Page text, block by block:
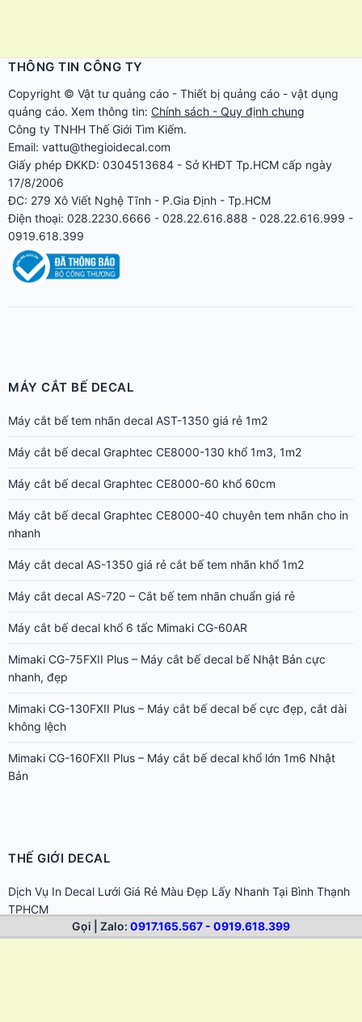
THÔNG TIN CÔNG TY
Copyright © Vật tư quảng cáo - Thiết bị quảng cáo - vật dụng
quảng cáo. Xem thông tin: Chính sách - Quy định chung
Công ty TNHH Thế Giới Tìm Kiếm.
Email: vattu@thegioidecal.com
Giấy phép ĐKKD: 0304513684 - Sở KHĐT Tp.HCM cấp ngày
17/8/2006
ĐC: 279 Xô Viết Nghệ Tĩnh - P.Gia Định - Tp.HCM
Điện thoại: 028.2230.6666 - 028.22.616.888 - 028.22.616.999 -
0919.618.399
Gọi | Zalo:0917.165.567 - 0919.618.399
MÁY CẮT BẾ DECAL
Máy cắt bế tem nhãn decal AST-1350 giá rẻ 1m2
Máy cắt bế decal Graphtec CE8000-130 khổ 1m3, 1m2
Máy cắt bế decal Graphtec CE8000-60 khổ 60cm
Máy cắt bế decal Graphtec CE8000-40 chuyên tem nhãn cho in
nhanh
Máy cắt decal AS-1350 giá rẻ cắt bế tem nhãn khổ 1m2
Máy cắt decal AS-720 – Cắt bế tem nhãn chuẩn giá rẻ
Máy cắt bế decal khổ 6 tấc Mimaki CG-60AR
Mimaki CG-75FXII Plus – Máy cắt bế decal bế Nhật Bản cực
nhanh, đẹp
Mimaki CG-130FXII Plus – Máy cắt bế decal bế cực đẹp, cắt dài
không lệch
Mimaki CG-160FXII Plus – Máy cắt bế decal khổ lớn 1m6 Nhật
Bản
THẾ GIỚI DECAL
Dịch Vụ In Decal Lưới Giá Rẻ Màu Đẹp Lấy Nhanh Tại Bình Thạnh
TPHCM
In Decal Giá Rẻ TP.HCM | In Tem Nhãn, Sticker Lấy Nhanh